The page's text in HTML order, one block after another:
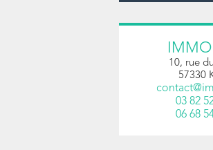
10, rue
57330
03 82
06 68